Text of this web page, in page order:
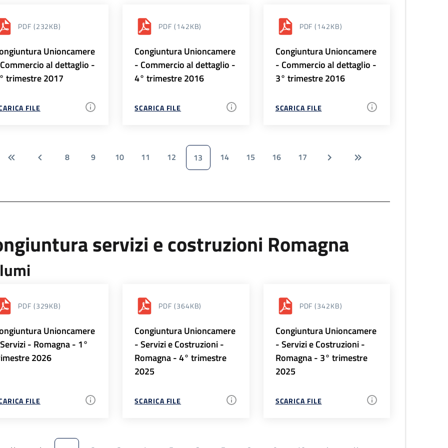
PDF (232KB)
Unioncamere
al dettaglio -
trimestre 2017
FILE
PDF (142KB)
Congiuntura Unioncamere
- Commercio al dettaglio -
4° trimestre 2016
SCARICA FILE
PDF (142KB)
Congiuntura Unioncamere
- Commercio al dettaglio -
3° trimestre 2016
SCARICA FILE
8 9 10 11 12 13 14 15 16 17
servizi e costruzioni Romagna
PDF (329KB)
Unioncamere
- Romagna - 1°
2026
FILE
PDF (364KB)
Congiuntura Unioncamere
- Servizi e Costruzioni -
Romagna - 4° trimestre
2025
SCARICA FILE
PDF (342KB)
Congiuntura Unioncamere
- Servizi e Costruzioni -
Romagna - 3° trimestre
2025
SCARICA FILE